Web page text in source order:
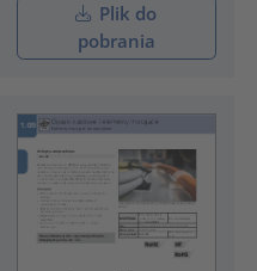
Plik do
pobrania